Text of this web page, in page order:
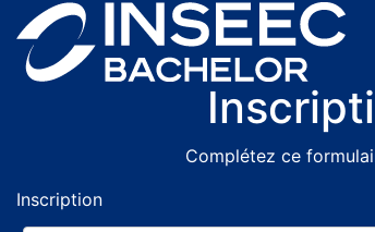
Complétez ce
Inscription